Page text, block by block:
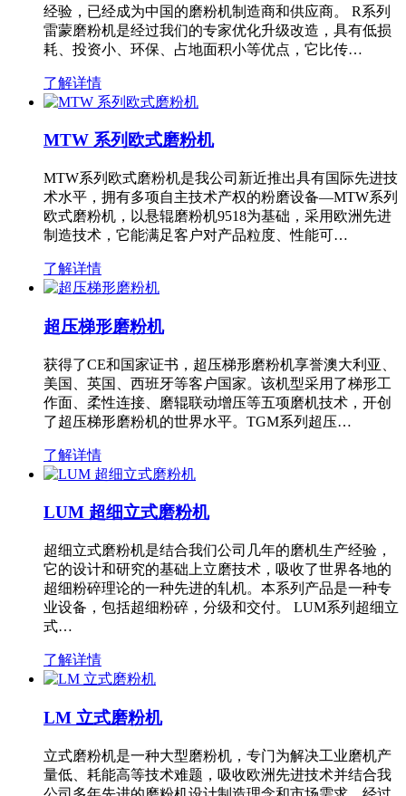
经验，已经成为中国的磨粉机制造商和供应商。 R系列
雷蒙磨粉机是经过我们的专家优化升级改造，具有低损
耗、投资小、环保、占地面积小等优点，它比传…
了解详情
MTW 系列欧式磨粉机
MTW系列欧式磨粉机是我公司新近推出具有国际先进技
术水平，拥有多项自主技术产权的粉磨设备—MTW系列
欧式磨粉机，以悬辊磨粉机9518为基础，采用欧洲先进
制造技术，它能满足客户对产品粒度、性能可…
了解详情
超压梯形磨粉机
获得了CE和国家证书，超压梯形磨粉机享誉澳大利亚、
美国、英国、西班牙等客户国家。该机型采用了梯形工
作面、柔性连接、磨辊联动增压等五项磨机技术，开创
了超压梯形磨粉机的世界水平。TGM系列超压…
了解详情
LUM 超细立式磨粉机
超细立式磨粉机是结合我们公司几年的磨机生产经验，
它的设计和研究的基础上立磨技术，吸收了世界各地的
超细粉碎理论的一种先进的轧机。本系列产品是一种专
业设备，包括超细粉碎，分级和交付。 LUM系列超细立
式…
了解详情
LM 立式磨粉机
立式磨粉机是一种大型磨粉机，专门为解决工业磨机产
量低、耗能高等技术难题，吸收欧洲先进技术并结合我